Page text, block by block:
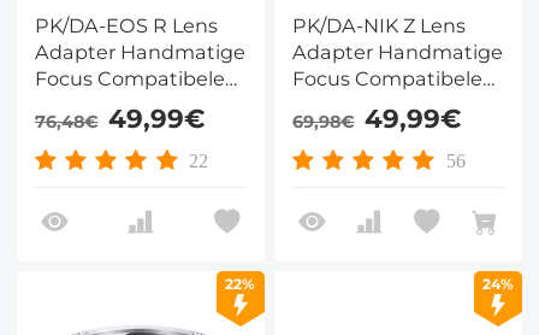
PK/DA-EOS R Lens
Adapter Handmatige
Focus Compatibele
Pentax (PK/DA)
Lenzen voor Canon
EOS R Camera
76,48€ 49,99€
22
PK/DA-NIK Z Lens
Adapter Handmatige
Focus Compatibele
Pentax (PK/DA)
Lenzen voor Nikon Z
Camera Lichaam
69,98€ 49,99€
56
22% 24%